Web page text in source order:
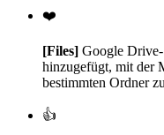
❤️
[Files] Google
hinzugefügt, mit der
bestimmten Ordner
👍